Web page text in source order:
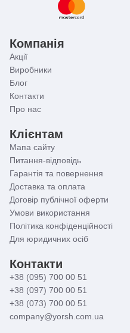
Компанія
Акції
Виробники
Блог
Контакти
Про нас
Клієнтам
Мапа сайту
Питання-відповідь
Гарантія та повернення
Доставка та оплата
Договір публічної оферти
Умови використання
Політика конфіденційності
Для юридичних осіб
Контакти
+38 (095) 700 00 51
+38 (097) 700 00 51
+38 (073) 700 00 51
company@yorsh.com.ua